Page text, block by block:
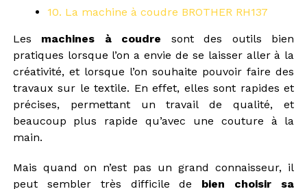
10. La machine à coudre BROTHER RH137
Les machines à coudre sont des outils bien
pratiques lorsque l’on a envie de se laisser aller à la
créativité, et lorsque l’on souhaite pouvoir faire des
travaux sur le textile. En effet, elles sont rapides et
précises, permettant un travail de qualité, et
beaucoup plus rapide qu’avec une couture à la
main.
Mais quand on n’est pas un grand connaisseur, il
peut sembler très difficile de bien choisir sa